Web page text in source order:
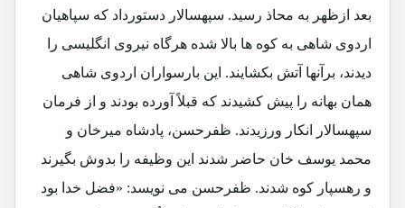
بعد ازظهر به محاذ رسید. سپهسالار دستورداد که سپاهیان
اردوی شاهی به کوه ها بالا شده هرگاه نیروی انگلیسی را
دیدند، برآنها آتش بکشایند. این بارسواران اردوی شاهی
همان بهانه را پیش کشیدند که قبلاً آورده بودند و از فرمان
سپهسالار انکار ورزیدند. ظفرحسن، پادشاه میرخان و
محمد یوسف خان حاضر شدند این وظیفه را بدوش بگیرند
و رهسپار کوه شدند. ظفرحسن می نویسد: «فضل خدا بود